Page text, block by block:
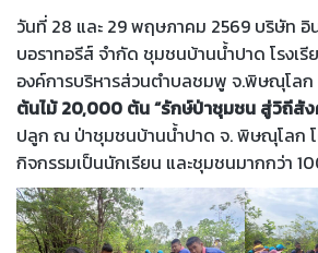
วันที่ 28 และ 29 พฤษภาคม 2569 บริษัท อิ
บอราทอรีส์ จำกัด ชุมชนบ้านน้ำปาด โรงเรี
องค์การบริหารส่วนตำบลชมพู จ.พิษณุโล
ต้นไม้ 20,000 ต้น “รักษ์ป่าชุมชน สู่วิถีสั
ปลูก ณ ป่าชุมชนบ้านน้ำปาด จ. พิษณุโลก
กิจกรรมเป็นนักเรียน และชุมชนมากกว่า